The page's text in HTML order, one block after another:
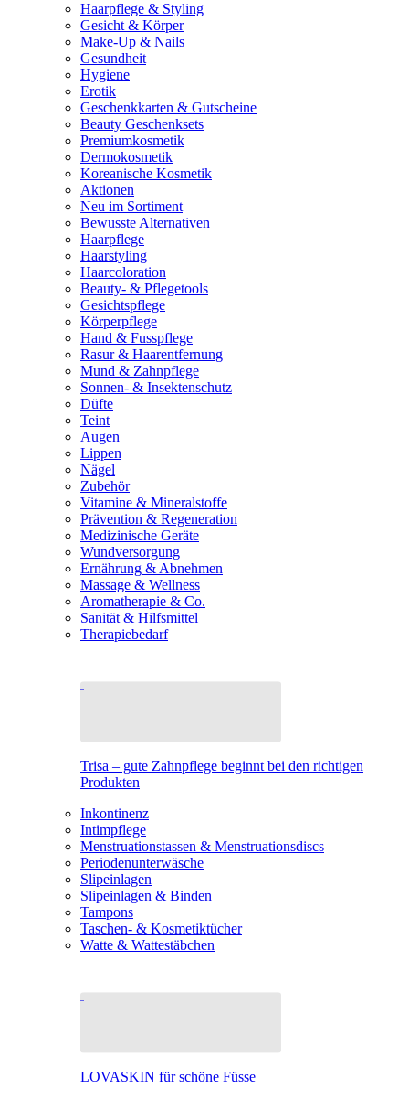
Haarpflege & Styling
Gesicht & Körper
Make-Up & Nails
Gesundheit
Hygiene
Erotik
Geschenkkarten & Gutscheine
Beauty Geschenksets
Premiumkosmetik
Dermokosmetik
Koreanische Kosmetik
Aktionen
Neu im Sortiment
Bewusste Alternativen
Haarpflege
Haarstyling
Haarcoloration
Beauty- & Pflegetools
Gesichtspflege
Körperpflege
Hand & Fusspflege
Rasur & Haarentfernung
Mund & Zahnpflege
Sonnen- & Insektenschutz
Düfte
Teint
Augen
Lippen
Nägel
Zubehör
Vitamine & Mineralstoffe
Prävention & Regeneration
Medizinische Geräte
Wundversorgung
Ernährung & Abnehmen
Massage & Wellness
Aromatherapie & Co.
Sanität & Hilfsmittel
Therapiebedarf
Trisa – gute Zahnpflege beginnt bei den richtigen
Produkten
Inkontinenz
Intimpflege
Menstruationstassen & Menstruationsdiscs
Periodenunterwäsche
Slipeinlagen
Slipeinlagen & Binden
Tampons
Taschen- & Kosmetiktücher
Watte & Wattestäbchen
LOVASKIN für schöne Füsse